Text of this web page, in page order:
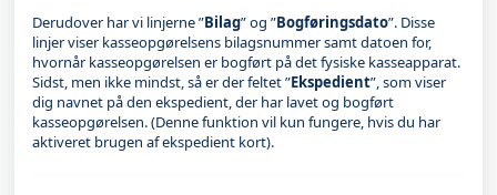
Derudover har vi linjerne ”Bilag” og ”Bogføringsdato”. Disse
linjer viser kasseopgørelsens bilagsnummer samt datoen for,
hvornår kasseopgørelsen er bogført på det fysiske kasseapparat.
Sidst, men ikke mindst, så er der feltet ”Ekspedient”, som viser
dig navnet på den ekspedient, der har lavet og bogført
kasseopgørelsen. (Denne funktion vil kun fungere, hvis du har
aktiveret brugen af ekspedient kort).